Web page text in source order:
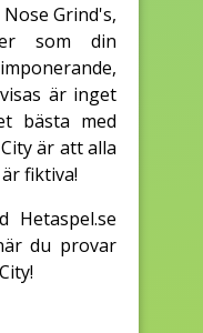
Grind's,
som din
är inget
bästa med
är att alla
fiktiva!
Hetaspel.se
du provar